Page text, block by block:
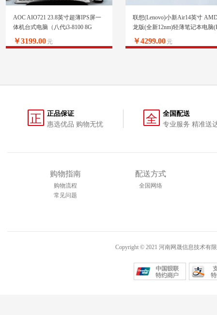
AOC AIO721 23.8英寸超薄IPS屏一
体机台式电脑（八代i3-8100 8G
240GSSD 双频WiFi 蓝牙 3年上门 商
务键鼠）
￥3199.00 元
联想(Lenovo)小新Air14英寸
龙版(全新12nm)轻薄笔记本电脑
3500U 12G 512G PCIE IPS)轻奢
￥4299.00 元
正
正品保证
惠选优品 购物无忧
全
全国配送
专业服务 精准送
购物指南
购物流程
常见问题
配送方式
全国网络
Copyright © 2021 河南网晟信息技术有